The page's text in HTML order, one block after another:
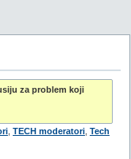
za problem koji
TECH moderatori Tech